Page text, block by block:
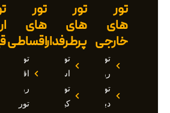
تور
های
خارجی
تور
روسیه
تور
دبی
تور
های
پرطرفدار
تور
استانبول
تور
کیش
تور
های
اقساطی
تور
اقساطی
روسیه
تور